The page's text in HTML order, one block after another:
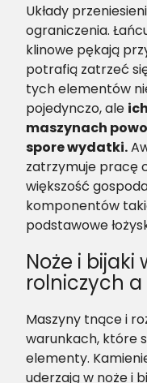
Układy
ograniczenia.
klinowe pękają
potrafią zatrzeć
tych elementów
pojedynczo, ale
maszynach
spore wydatki.
zatrzymuje pracę
większość
komponentów
podstawowe
Noże i
rolniczych
Maszyny tnące i
warunkach, które
elementy.
uderzają w noże i